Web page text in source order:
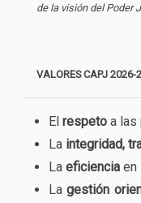
de la visión del Poder
VALORES CAPJ 2026-
El respeto a las
La integridad,
La eficiencia en
Lagestión